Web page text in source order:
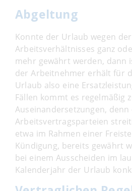
Abgeltung
Konnte der Urlaub wegen
Arbeitsverhältnisses ganz
mehr gewährt werden, dann
der Arbeitnehmer erhält für
Urlaub also eine
Fällen kommt es regelmäßig
Auseinandersetzungen,
Arbeitsvertragsparteien
etwa im Rahmen einer
Kündigung, bereits gewährt
bei einem Ausscheiden im
Kalenderjahr der Urlaub